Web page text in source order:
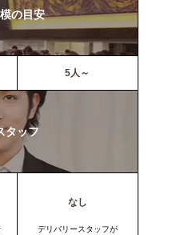
の目安
5人～
タッフ
なし
デリバリースタッフが